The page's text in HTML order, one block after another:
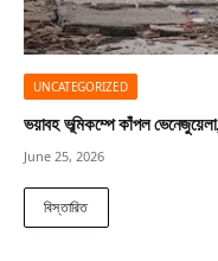
UNCATEGORIZED
ভয়াবহ ভূমিকম্পে কাঁপল
June 25, 2026
বিস্তারিত